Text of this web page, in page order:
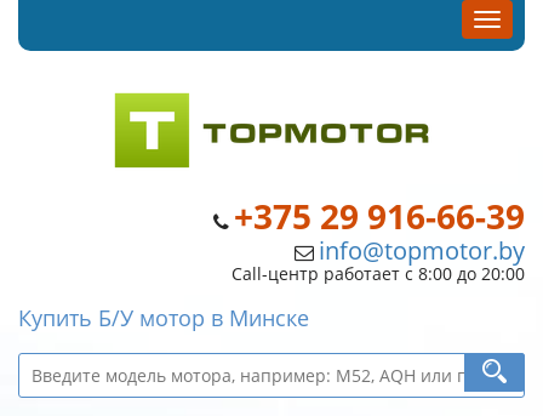
+375 29 916-66-39
info@topmotor.by
Call-центр работает с 8:00 до 20:00
Купить Б/У мотор в Минске